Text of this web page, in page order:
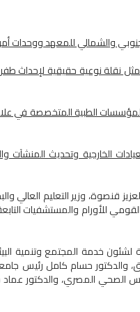
والشمالي للمعهد ووحدات
نقلة نوعية حقيقية
الطبية المتخصصة في علاج
الخارجية وتحديث
قنصوة، وزير التعليم
للأورام والمستشفيات
لشئون خدمة المجتمع وتنمية
والدكتور حسام كامل رئيس
الصحي المصري، والدكتور